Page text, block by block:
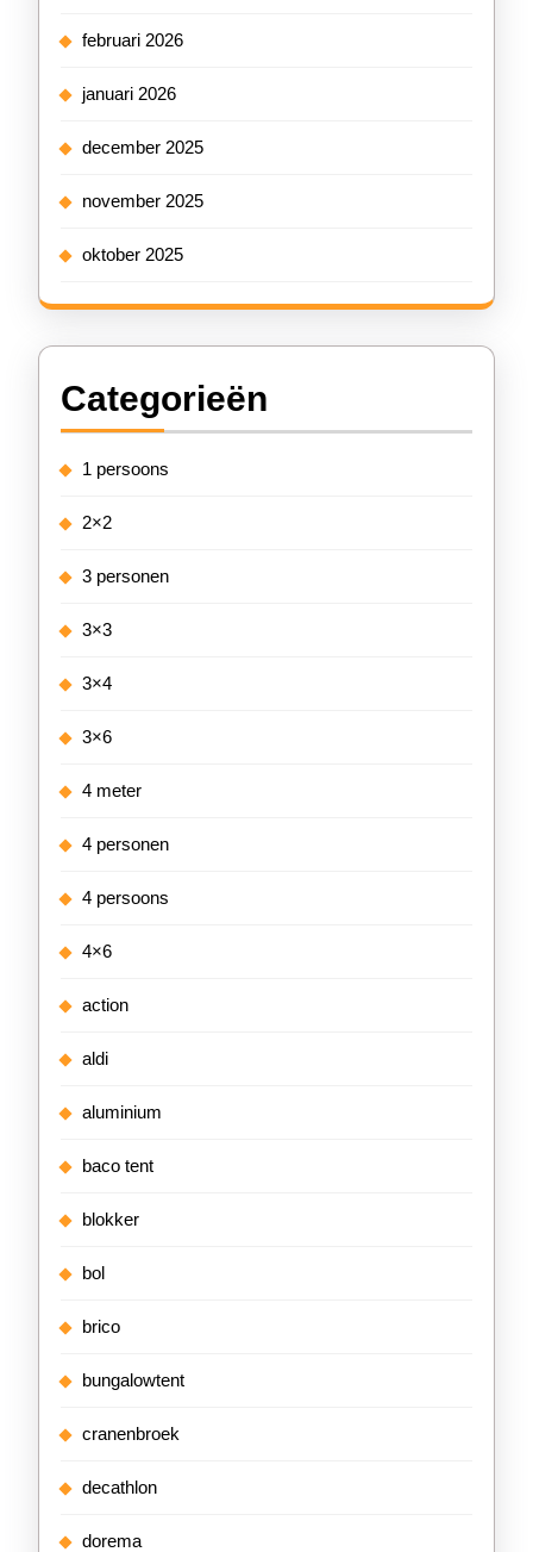
februari 2026
januari 2026
december 2025
november 2025
oktober 2025
Categorieën
1 persoons
2×2
3 personen
3×3
3×4
3×6
4 meter
4 personen
4 persoons
4×6
action
aldi
aluminium
baco tent
blokker
bol
brico
bungalowtent
cranenbroek
decathlon
dorema